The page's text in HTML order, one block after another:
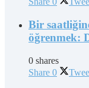
Bir
öğrenmek:
0 shares
Share 0